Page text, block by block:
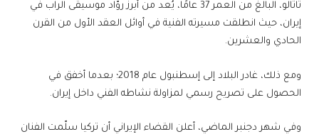
تاتالو، البالغ من العمر 37 عامًا، يُعد من أبرز روّاد موسيقى الراب في
إيران، حيث انطلقت مسيرته الفنية في أوائل العقد الأول من القرن
الحادي والعشرين.
ومع ذلك، غادر البلاد إلى إسطنبول عام 2018؛ بعدما أخفق في
الحصول على تصريح رسمي لمزاولة نشاطه الفني داخل إيران.
وفي شهر دجنبر الماضي، أعلن القضاء الإيراني أن تركيا سلّمت الفنان